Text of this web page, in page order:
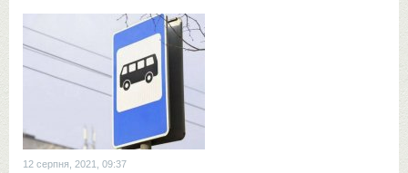
12 серпня, 2021, 09:37